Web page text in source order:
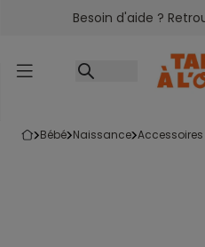
Accéder au contenu
Besoin d'aide ?
bébé naissance